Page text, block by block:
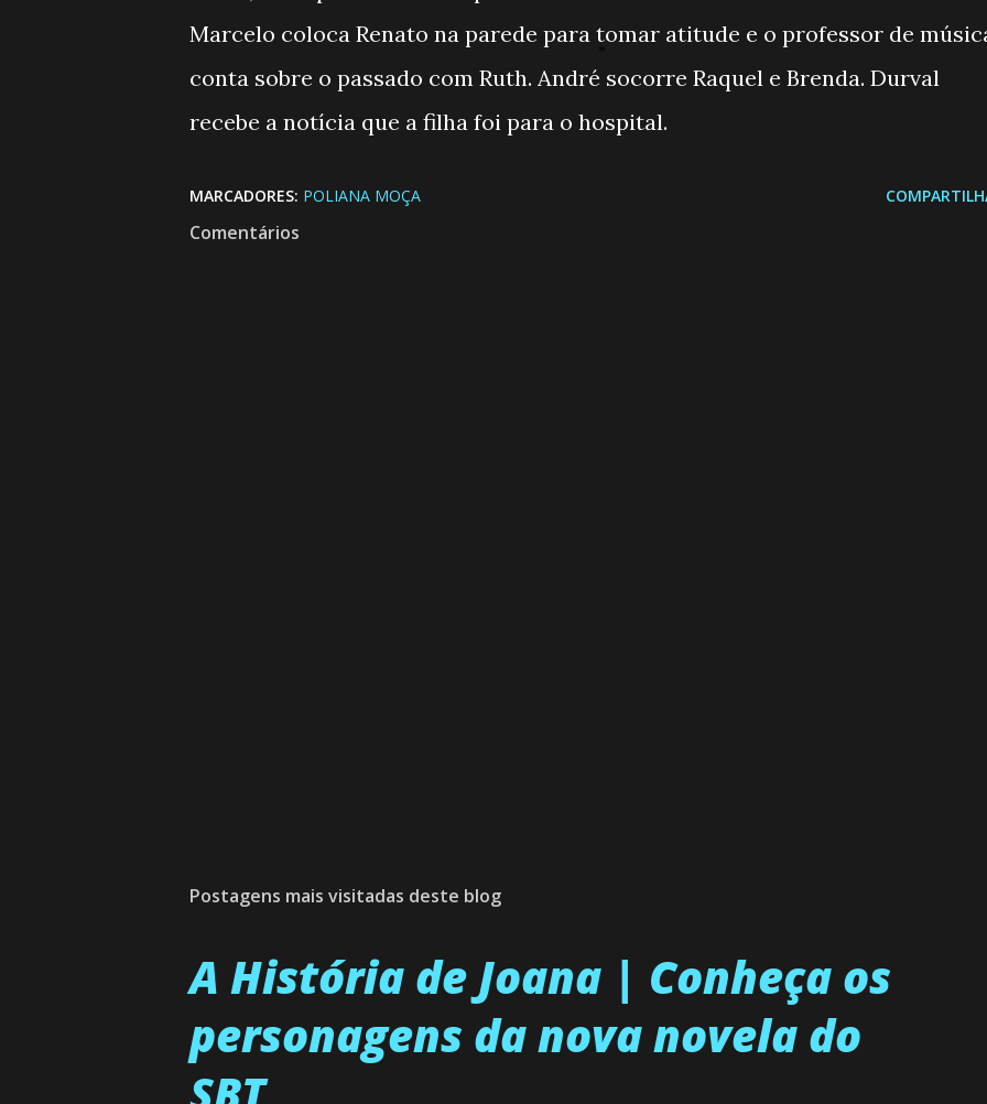
Marcelo coloca Renato na parede para tomar atitude e o professor de
conta sobre o passado com Ruth. André socorre Raquel e Brenda. Durval
recebe a notícia que a filha foi para o hospital.
MARCADORES: POLIANA MOÇA
Comentários
Postagens mais visitadas deste blog
A História de Joana | Conheça os
personagens da nova novela do